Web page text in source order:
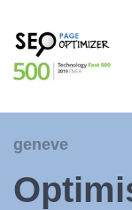
geneve